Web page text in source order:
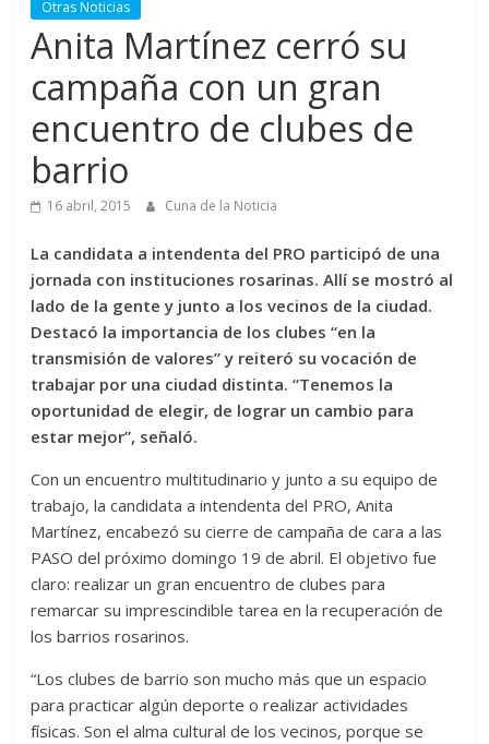
Otras Noticias
Anita Martínez cerró su
campaña con un gran
encuentro de clubes de
barrio
16 abril, 2015 Cuna de la Noticia
La candidata a intendenta del PRO participó de una
jornada con instituciones rosarinas. Allí se mostró al
lado de la gente y junto a los vecinos de la ciudad.
Destacó la importancia de los clubes “en la
transmisión de valores” y reiteró su vocación de
trabajar por una ciudad distinta. “Tenemos la
oportunidad de elegir, de lograr un cambio para
estar mejor”, señaló.
Con un encuentro multitudinario y junto a su equipo de
trabajo, la candidata a intendenta del PRO, Anita
Martínez, encabezó su cierre de campaña de cara a las
PASO del próximo domingo 19 de abril. El objetivo fue
claro: realizar un gran encuentro de clubes para
remarcar su imprescindible tarea en la recuperación de
los barrios rosarinos.
“Los clubes de barrio son mucho más que un espacio
para practicar algún deporte o realizar actividades
físicas. Son el alma cultural de los vecinos, porque se